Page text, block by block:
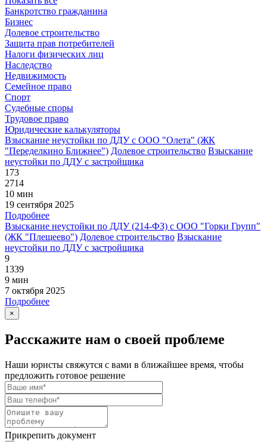
Банкротство гражданина
Бизнес
Долевое строительство
Защита прав потребителей
Налоги физических лиц
Наследство
Недвижимость
Семейное право
Спорт
Судебные споры
Трудовое право
Юридические калькуляторы
Взыскание неустойки по ДДУ с ООО "Олета" (ЖК
"Переделкино Ближнее") Долевое строительство Взыскание
неустойки по ДДУ с застройщика
173
2714
10 мин
19 сентября 2025
Подробнее
Взыскание неустойки по ДДУ (214-ФЗ) с ООО "Горки Групп"
(ЖК "Плещеево") Долевое строительство Взыскание
неустойки по ДДУ с застройщика
9
1339
9 мин
7 октября 2025
Подробнее
×
Расскажите нам о своей проблеме
Наши юристы свяжутся с вами в ближайшее время, чтобы
предложить готовое решение
Прикрепить документ